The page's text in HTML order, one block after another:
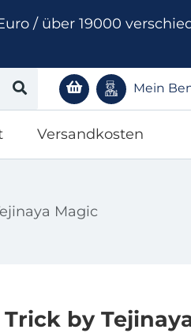
/ über 19000
Mein
Versandkosten
Magic
by